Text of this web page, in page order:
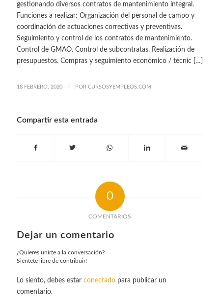
gestionando diversos contratos de mantenimiento integral.
Funciones a realizar: Organización del personal de campo y
coordinación de actuaciones correctivas y preventivas.
Seguimiento y control de los contratos de mantenimiento.
Control de GMAO. Control de subcontratas. Realización de
presupuestos. Compras y seguimiento económico / técnic […]
18 FEBRERO, 2020 / POR CURSOSYEMPLEOS.COM
Compartir esta entrada
0
COMENTARIOS
Dejar un comentario
¿Quieres unirte a la conversación?
Siéntete libre de contribuir!
Lo siento, debes estar conectadopara publicar un
comentario.